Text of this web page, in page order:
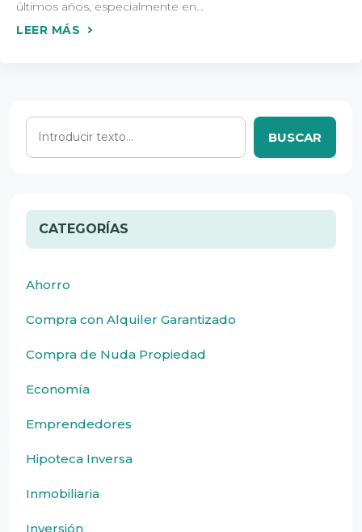
últimos años, especialmente en...
BUSCAR
CATEGORÍAS
Ahorro
Compra con Alquiler Garantizado
Compra de Nuda Propiedad
Economía
Emprendedores
Hipoteca Inversa
Inmobiliaria
Inversión